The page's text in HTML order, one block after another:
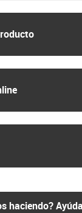
haciendo?